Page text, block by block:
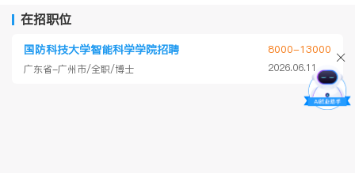
服务好用人单位和求职者，为社会创造更多价值！
在招职位
国防科技大学智能科学学院招聘
广东省-广州市/全职/博士
8000-13000
2026.06.11